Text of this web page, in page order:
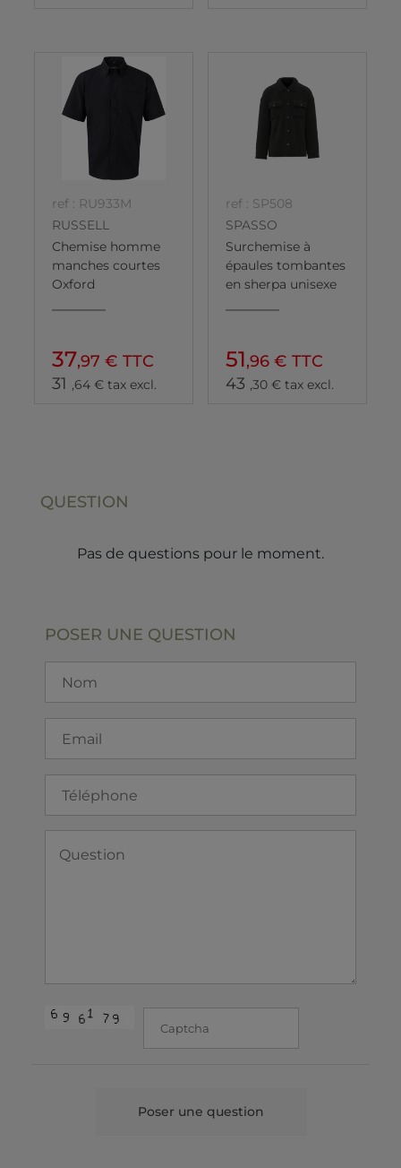
ref : RU933M
RUSSELL
Chemise homme
manches courtes
Oxford
37,97 € TTC
31 ,64 € tax excl.
ref : SP508
SPASSO
Surchemise à
épaules tombantes
en sherpa unisexe
51,96 € TTC
43 ,30 € tax excl.
QUESTION
Pas de questions pour le moment.
POSER UNE QUESTION